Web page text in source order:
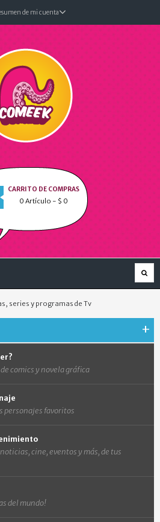
de mi cuenta
CARRITO DE COMPRAS
0 Artículo - $ 0
series y programas de Tv
comics y novela gráfica
personajes favoritos
cine, eventos y más, de tus
del mundo!